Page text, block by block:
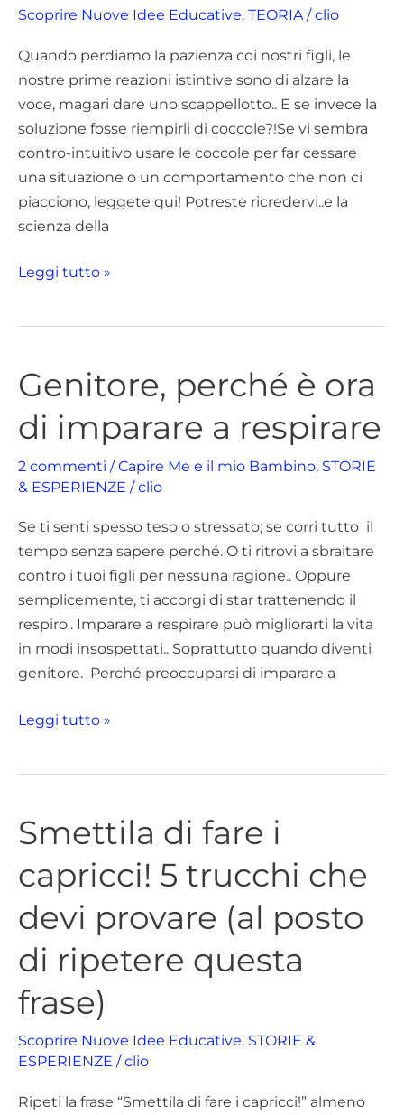
Scoprire Nuove Idee Educative, TEORIA/clio
Quando perdiamo la pazienza coi nostri figli, le
nostre prime reazioni istintive sono di alzare la
voce, magari dare uno scappellotto.. E se invece la
soluzione fosse riempirli di coccole?!Se vi sembra
contro-intuitivo usare le coccole per far cessare
una situazione o un comportamento che non ci
piacciono, leggete qui! Potreste ricredervi..e la
scienza della
risolvere
crisi,
dice
un
nuovo
studio
Leggi tutto »
Genitore, perché è ora
di imparare a respirare
2 commenti /Capire Me e il mio Bambino, STORIE
& ESPERIENZE /clio
Se ti senti spesso teso o stressato; se corri tutto il
tempo senza sapere perché. O ti ritrovi a sbraitare
contro i tuoi figli per nessuna ragione.. Oppure
semplicemente, ti accorgi di star trattenendo il
respiro.. Imparare a respirare può migliorarti la vita
in modi insospettati.. Soprattutto quando diventi
genitore. Perché preoccuparsi di imparare a
Genitore,
perché
è
di
imparare
a
respirare
Leggi tutto »
Smettila di fare i
capricci! 5 trucchi che
devi provare (al posto
di ripetere questa
frase)
Scoprire Nuove Idee Educative, STORIE &
ESPERIENZE /clio
Ripeti la frase “Smettila di fare i capricci!” almeno
Smettila
di
fare
capricci!
trucchi
che
devi
provare
(al